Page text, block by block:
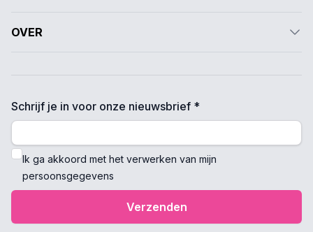
OVER
Schrijf je in voor onze nieuwsbrief *
Ik ga akkoord met het verwerken van mijn
persoonsgegevens
Verzenden